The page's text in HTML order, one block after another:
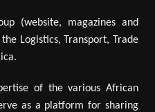
(website, magazines and
Logistics, Transport, Trade
of the various African
as a platform for sharing